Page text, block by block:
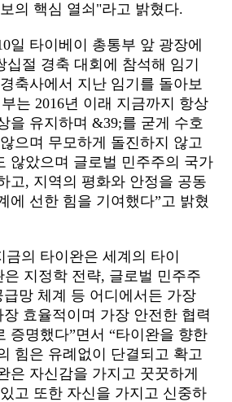
의 핵심 열쇠"라고 밝혔다.
일 타이베이 총통부 앞 광장에
십절 경축 대회에 참석해 임기
축사에서 지난 임기를 돌아보
는 2016년 이래 지금까지 항상
을 유지하며 &39;를 굳게 수호
으며 무모하게 돌진하지 않고
않았으며 글로벌 민주주의 국가
고, 지역의 평화와 안정을 공동
에 선한 힘을 기여했다”고 밝혔
의 타이완은 세계의 타이
은 지정학 전략, 글로벌 민주주
망 체계 등 어디에서든 가장
효율적이며 가장 안전한 협력
증명했다”면서 “타이완을 향한
힘은 유례없이 단결되고 확고
은 자신감을 가지고 꿋꿋하게
고 또한 자신을 가지고 신중하